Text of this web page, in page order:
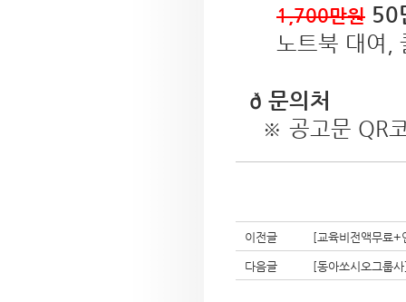
1,700만원 50
노트북 대여,
ð 문의처
※ 공고문 QR
이전글 [교육비전액무료
다음글 [동아쏘시오그룹